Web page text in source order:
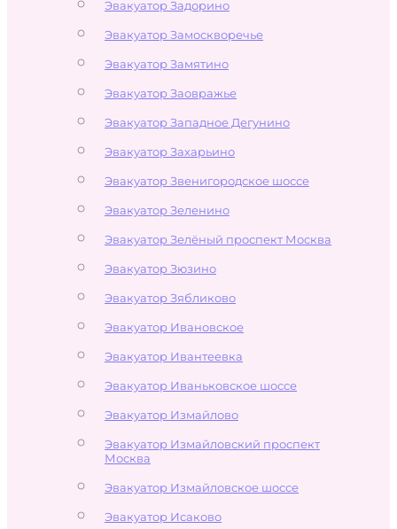
Эвакуатор Задорино
Эвакуатор Замоскворечье
Эвакуатор Замятино
Эвакуатор Заовражье
Эвакуатор Западное Дегунино
Эвакуатор Захарьино
Эвакуатор Звенигородское шоссе
Эвакуатор Зеленино
Эвакуатор Зелёный проспект Москва
Эвакуатор Зюзино
Эвакуатор Зябликово
Эвакуатор Ивановское
Эвакуатор Ивантеевка
Эвакуатор Иваньковское шоссе
Эвакуатор Измайлово
Эвакуатор Измайловский проспект
Москва
Эвакуатор Измайловское шоссе
Эвакуатор Исаково